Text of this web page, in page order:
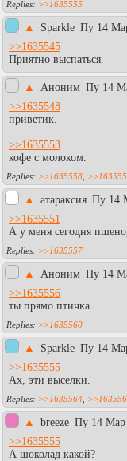
>>1635555
▲ Sparkle Пy 14
>>1635545
Приятно выспаться.
▲ Аноним Пy 14
>>1635548
приветик.
>>1635553
кофе с молоком.
>>1635558
▲ атараксия Пy 14
>>1635551
А у меня сегодня
>>1635557
▲ Аноним Пy 14
>>1635556
ты прямо птичка.
>>1635560
▲ Sparkle Пy 14
>>1635555
Ах, эти выселки.
>>1635564
▲ breeze Пy 14 Мар
>>1635555
А шоколад какой?